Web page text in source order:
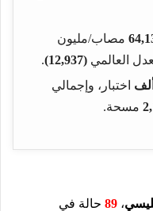
مصاب/مليون
العالمي (12,937)
.
اختبار، وإجمالي
مسحة.
، 89 حالة في